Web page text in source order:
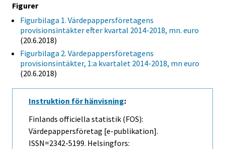
Figurer
Figurbilaga 1. Värdepappersföretagens
provisionsintäkter efter kvartal 2014-2018, mn. euro
(20.6.2018)
Figurbilaga 2. Värdepappersföretagens
provisionsintäkter, 1:a kvartalet 2014-2018, mn euro
(20.6.2018)
Instruktion för hänvisning:
Finlands officiella statistik (FOS):
Värdepappersföretag [e-publikation].
ISSN=2342-5199. Helsingfors: